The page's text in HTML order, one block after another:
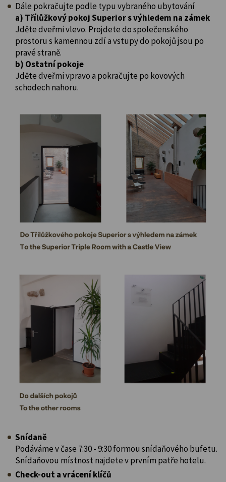
Dále pokračujte podle typu vybraného ubytování
a) Třílůžkový pokoj Superior s výhledem na zámek
Jděte dveřmi vlevo. Projdete do společenského
prostoru s kamennou zdí a vstupy do pokojů jsou po
pravé straně.
b) Ostatní pokoje
Jděte dveřmi vpravo a pokračujte po kovových
schodech nahoru.
Snídaně
Podáváme v čase 7:30 - 9:30 formou snídaňového bufetu.
Snídaňovou místnost najdete v prvním patře hotelu.
Check-out a vrácení klíčů